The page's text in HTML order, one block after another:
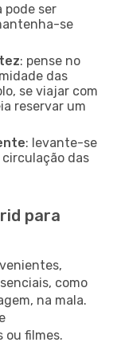
pode ser
se
: pense no
das
se viajar com
reservar um
: levante-se
das
para
como
na mala.
ou filmes.